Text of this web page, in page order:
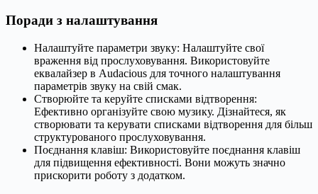
Поради з налаштування
Налаштуйте параметри звуку: Налаштуйте свої
враження від прослуховування. Використовуйте
еквалайзер в Audacious для точного налаштування
параметрів звуку на свій смак.
Створюйте та керуйте списками відтворення:
Ефективно організуйте свою музику. Дізнайтеся, як
створювати та керувати списками відтворення для більш
структурованого прослуховування.
Поєднання клавіш: Використовуйте поєднання клавіш
для підвищення ефективності. Вони можуть значно
прискорити роботу з додатком.